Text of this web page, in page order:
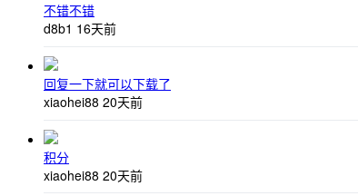
不错不错
d8b1 16天前
回复一下就可以下载了
xiaohei88 20天前
积分
xiaohei88 20天前